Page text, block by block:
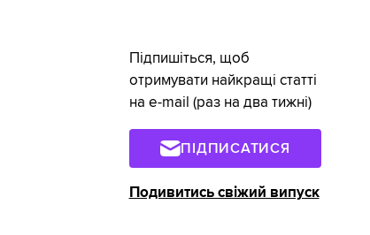
Підпишіться, щоб
отримувати найкращі статті
на e-mail (раз на два тижні)
ПІДПИСАТИСЯ
Подивитись свіжий випуск